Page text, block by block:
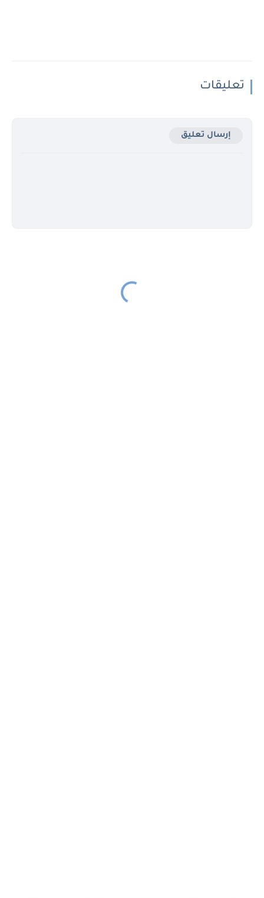
تعليقات
إرسال تعليق